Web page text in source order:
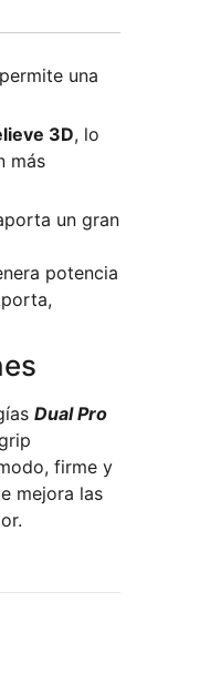
una
3D, lo
más
un gran
potencia
Dual Pro
firme y
mejora las